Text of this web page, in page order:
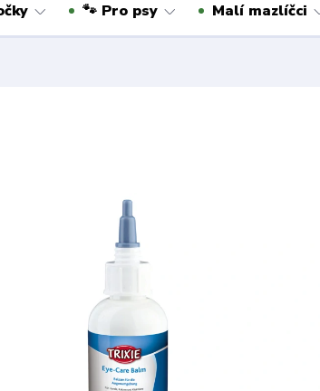
🐾 Pro psy Malí mazlíčci